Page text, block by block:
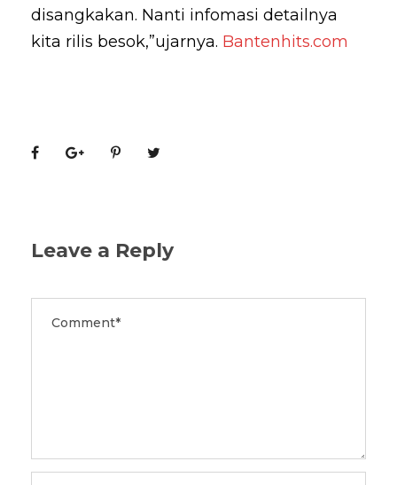
disangkakan. Nanti infomasi detailnya
kita rilis besok,”ujarnya. Bantenhits.com
Leave a Reply